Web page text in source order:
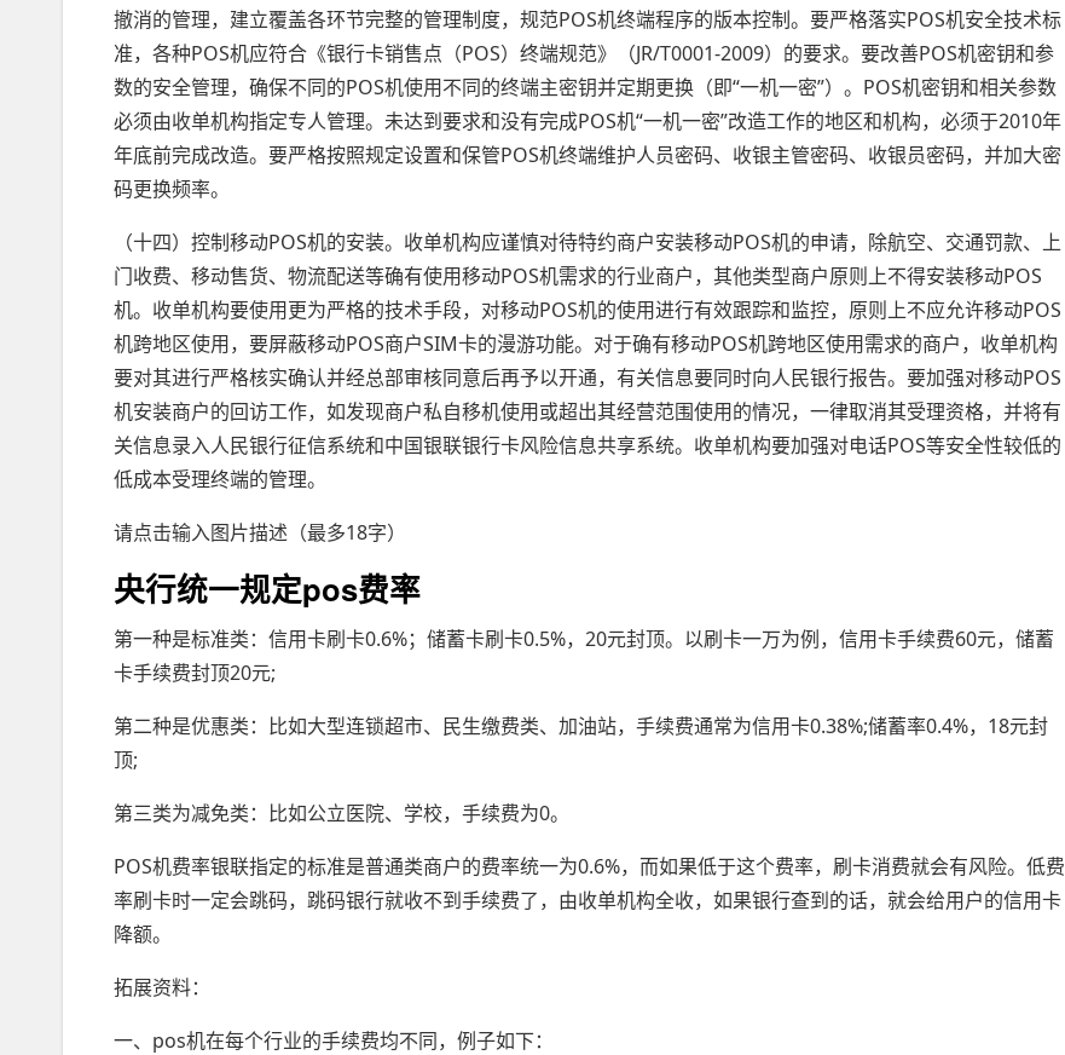
撤消的管理，建立覆盖各环节完整的管理制度，规范POS机终端程序的版本控制。要严格落实POS机安全技术标
准，各种POS机应符合《银行卡销售点（POS）终端规范》（JR/T0001-2009）的要求。要改善POS机密钥和参
数的安全管理，确保不同的POS机使用不同的终端主密钥并定期更换（即“一机一密”）。POS机密钥和相关参数
必须由收单机构指定专人管理。未达到要求和没有完成POS机“一机一密”改造工作的地区和机构，必须于2010年
年底前完成改造。要严格按照规定设置和保管POS机终端维护人员密码、收银主管密码、收银员密码，并加大密
码更换频率。
（十四）控制移动POS机的安装。收单机构应谨慎对待特约商户安装移动POS机的申请，除航空、交通罚款、上
门收费、移动售货、物流配送等确有使用移动POS机需求的行业商户，其他类型商户原则上不得安装移动POS
机。收单机构要使用更为严格的技术手段，对移动POS机的使用进行有效跟踪和监控，原则上不应允许移动POS
机跨地区使用，要屏蔽移动POS商户SIM卡的漫游功能。对于确有移动POS机跨地区使用需求的商户，收单机构
要对其进行严格核实确认并经总部审核同意后再予以开通，有关信息要同时向人民银行报告。要加强对移动POS
机安装商户的回访工作，如发现商户私自移机使用或超出其经营范围使用的情况，一律取消其受理资格，并将有
关信息录入人民银行征信系统和中国银联银行卡风险信息共享系统。收单机构要加强对电话POS等安全性较低的
低成本受理终端的管理。
请点击输入图片描述（最多18字）
央行统一规定pos费率
第一种是标准类：信用卡刷卡0.6%；储蓄卡刷卡0.5%，20元封顶。以刷卡一万为例，信用卡手续费60元，储蓄
卡手续费封顶20元;
第二种是优惠类：比如大型连锁超市、民生缴费类、加油站，手续费通常为信用卡0.38%;储蓄率0.4%，18元封
顶;
第三类为减免类：比如公立医院、学校，手续费为0。
POS机费率银联指定的标准是普通类商户的费率统一为0.6%，而如果低于这个费率，刷卡消费就会有风险。低费
率刷卡时一定会跳码，跳码银行就收不到手续费了，由收单机构全收，如果银行查到的话，就会给用户的信用卡
降额。
拓展资料：
一、pos机在每个行业的手续费均不同，例子如下：